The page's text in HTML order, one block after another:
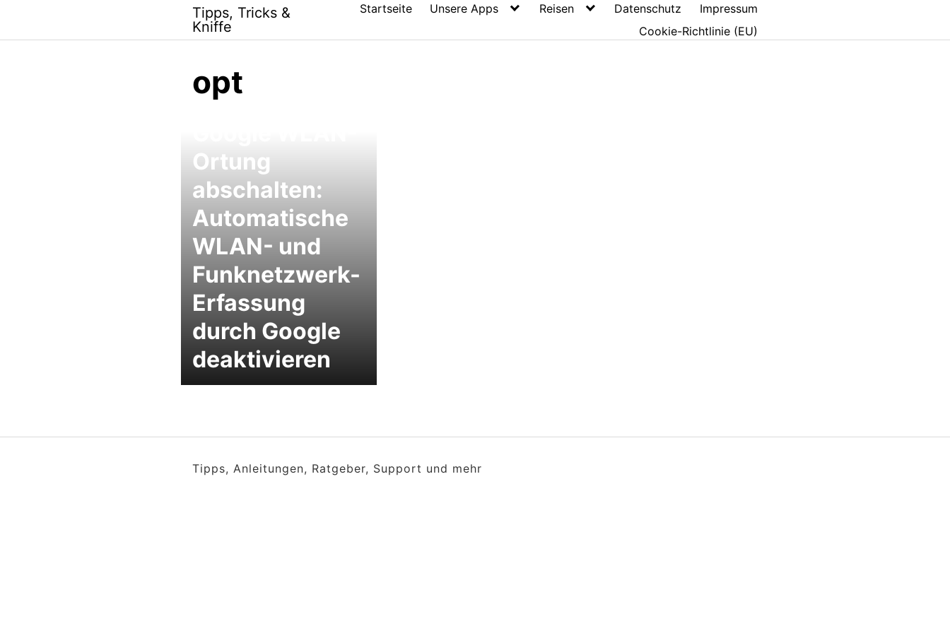
content
Tipps, Tricks &
Kniffe
Startseite Unsere Apps Reisen Datenschutz
Impressum
Cookie-Richtlinie (EU)
opt
Ortung
abschalten:
Automatische
WLAN- und
Funknetzwerk-
Erfassung
durch Google
deaktivieren
Tipps, Anleitungen, Ratgeber, Support und mehr